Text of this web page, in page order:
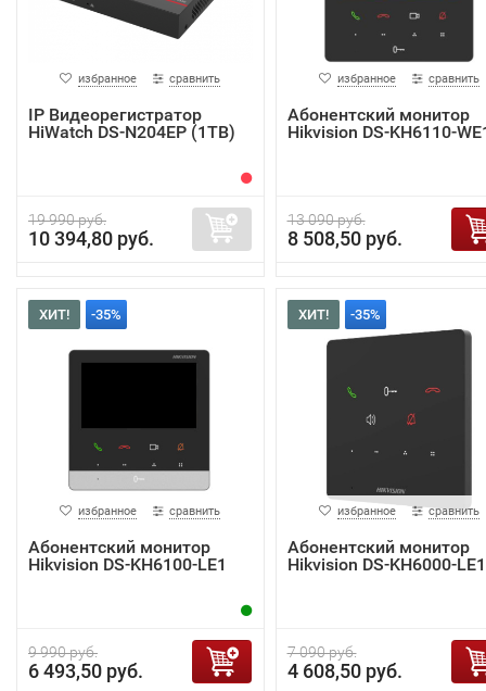
избранное сравнить
IP Видеорегистратор
HiWatch DS-N204EP (1TB)
19 990 руб.
10 394,80 руб.
избранное сравнить
Абонентский монитор
Hikvision DS-KH6110-
13 090 руб.
8 508,50 руб.
ХИТ! -35%
избранное сравнить
Абонентский монитор
Hikvision DS-KH6100-LE1
9 990 руб.
6 493,50 руб.
ХИТ! -35%
избранное сравнить
Абонентский монитор
Hikvision DS-KH6000-LE1
7 090 руб.
4 608,50 руб.